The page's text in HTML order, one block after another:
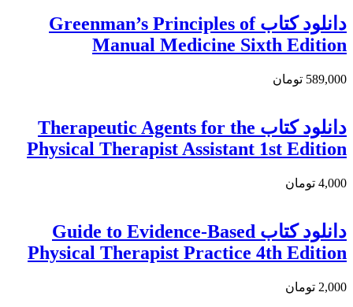
دانلود كتاب Greenman’s Principles of
Manual Medicine Sixth Edition
589,000 تومان
دانلود كتاب Therapeutic Agents for the
Physical Therapist Assistant 1st Edition
4,000 تومان
دانلود كتاب Guide to Evidence-Based
Physical Therapist Practice 4th Edition
2,000 تومان